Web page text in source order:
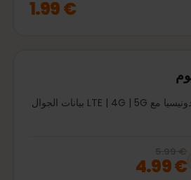
€ 1.99
eSIM مدفوعة مسبقًا إندونيسيا مع LTE | 4G | 5G بيانات الجوال
20% off, was
€ 4.99 € 5.99
€ 4.99